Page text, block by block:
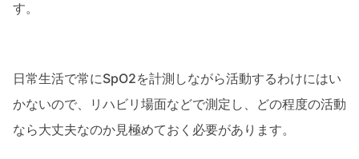
す。
日常生活で常にSpO2を計測しながら活動するわけにはい
かないので、リハビリ場面などで測定し、どの程度の活動
なら大丈夫なのか見極めておく必要があります。